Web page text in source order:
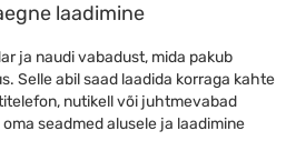
laadimine
ja naudi vabadust, mida pakub
Selle abil saad laadida korraga kahte
nutikell või juhtmevabad
seadmed alusele ja laadimine